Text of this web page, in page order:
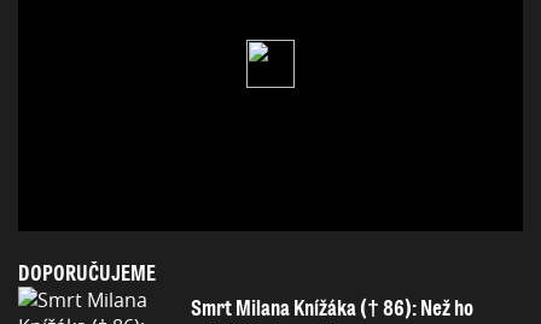
DOPORUČUJEME
Smrt Milana Knížáka († 86): Než ho